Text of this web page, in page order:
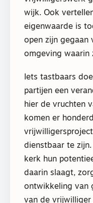
wijk. Ook
eigenwaarde is
open zijn gegaan
omgeving waarin
Iets tastbaars
partijen een
hier de vruchten
komen er
dienstbaar te
kerk hun
daarin slaagt,
ontwikkeling van
van de